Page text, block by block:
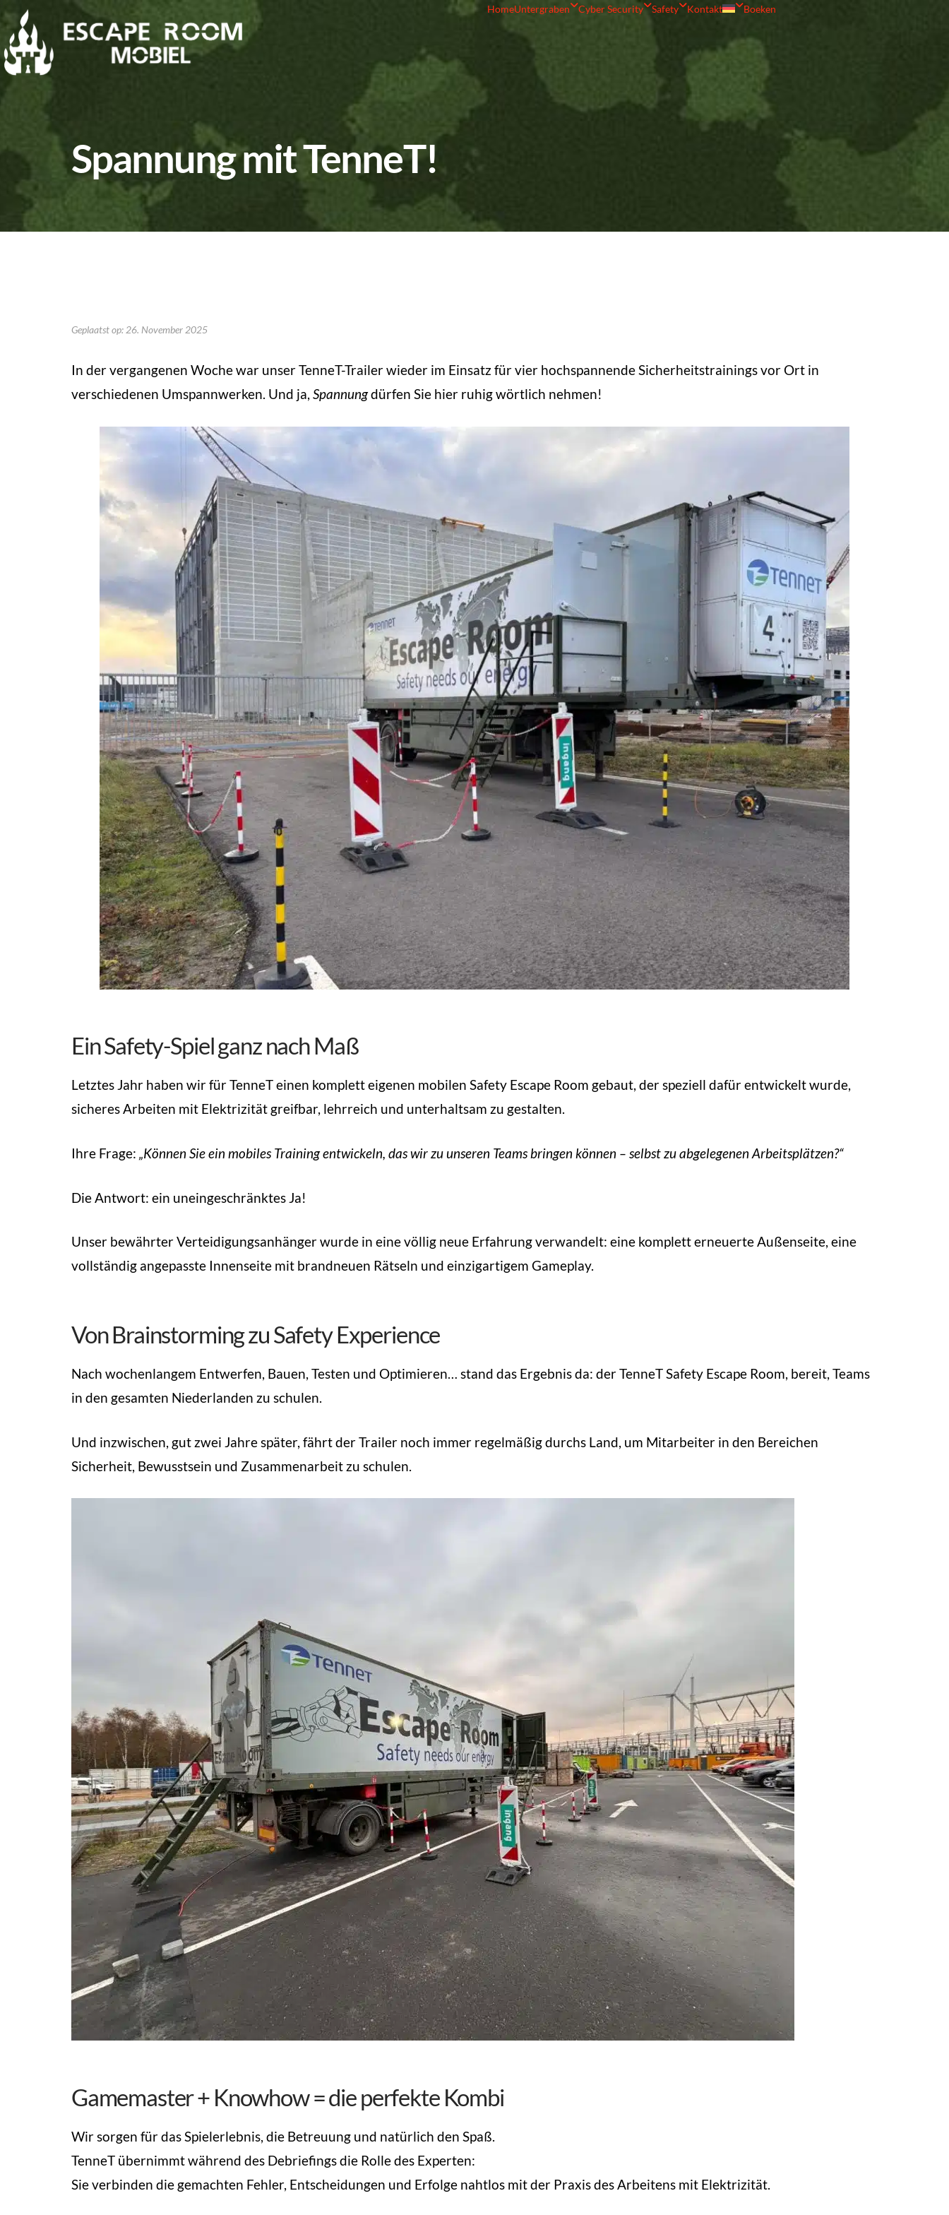
HomeUntergraben Cyber Security Safety Kontakt Boeken
Spannung mit TenneT!
Geplaatst op: 26. November 2025
In der vergangenen Woche war unser TenneT-Trailer wieder im Einsatz für vier hochspannende Sicherheitstrainings vor Ort in
verschiedenen Umspannwerken. Und ja, Spannungdürfen Sie hier ruhig wörtlich nehmen!
Ein Safety-Spiel ganz nach Maß
Letztes Jahr haben wir für TenneT einen komplett eigenen mobilen Safety Escape Room gebaut, der speziell dafür entwickelt wurde,
sicheres Arbeiten mit Elektrizität greifbar, lehrreich und unterhaltsam zu gestalten.
Ihre Frage: „Können Sie ein mobiles Training entwickeln, das wir zu unseren Teams bringen können – selbst zu abgelegenen Arbeitsplätzen?“
Die Antwort: ein uneingeschränktes Ja!
Unser bewährter Verteidigungsanhänger wurde in eine völlig neue Erfahrung verwandelt: eine komplett erneuerte Außenseite, eine
vollständig angepasste Innenseite mit brandneuen Rätseln und einzigartigem Gameplay.
Von Brainstorming zu Safety Experience
Nach wochenlangem Entwerfen, Bauen, Testen und Optimieren… stand das Ergebnis da: der TenneT Safety Escape Room, bereit, Teams
in den gesamten Niederlanden zu schulen.
Und inzwischen, gut zwei Jahre später, fährt der Trailer noch immer regelmäßig durchs Land, um Mitarbeiter in den Bereichen
Sicherheit, Bewusstsein und Zusammenarbeit zu schulen.
Gamemaster + Knowhow = die perfekte Kombi
Wir sorgen für das Spielerlebnis, die Betreuung und natürlich den Spaß.
TenneT übernimmt während des Debriefings die Rolle des Experten:
Sie verbinden die gemachten Fehler, Entscheidungen und Erfolge nahtlos mit der Praxis des Arbeitens mit Elektrizität.